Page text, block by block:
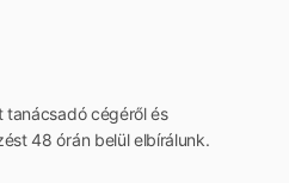
tanácsadó cégéről és
48 órán belül elbírálunk.